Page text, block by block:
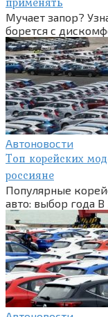
Мучает запор?
борется с
Автоновости
Топ корейских
россияне
Популярные
авто: выбор года